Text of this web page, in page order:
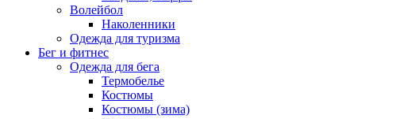
Волейбол
Наколенники
Одежда для туризма
Бег и фитнес
Одежда для бега
Термобелье
Костюмы
Костюмы (зима)